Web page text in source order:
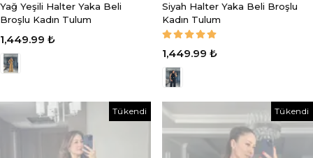
Yağ Yeşili Halter Yaka Beli
Broşlu Kadın Tulum
1,449.99 ₺
Siyah Halter Yaka Beli Broşlu
Kadın Tulum
1,449.99 ₺
Tükendi Tükendi